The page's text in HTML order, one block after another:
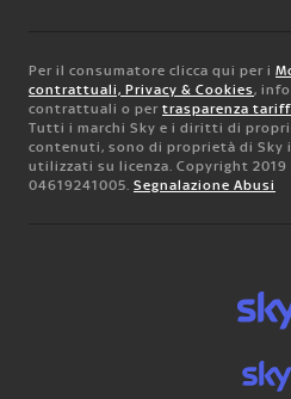
Per il consumatore clicca qui per i
contrattuali, Privacy & Cookies,
contrattuali o per trasparenza
Tutti i marchi Sky e i diritti di
contenuti, sono di proprietà di Sky
utilizzati su licenza. Copyright 2019
04619241005. Segnalazione Abusi